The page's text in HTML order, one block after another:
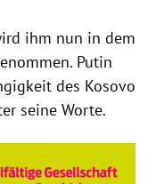
ihm nun in dem
Putin
des Kosovo
seine Worte.